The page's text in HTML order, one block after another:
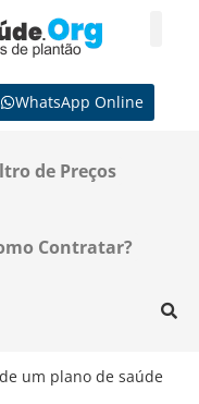
WhatsApp Online
de Preços
Contratar?
um plano de saúde